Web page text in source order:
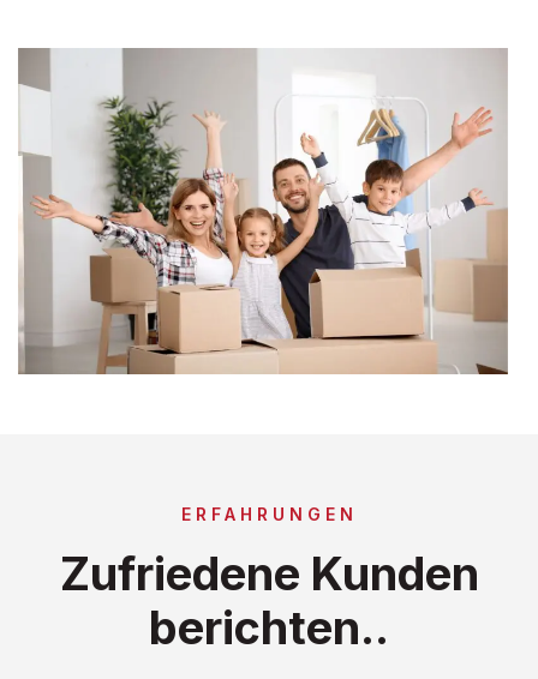
ERFAHRUNGEN
Zufriedene Kunden
berichten..